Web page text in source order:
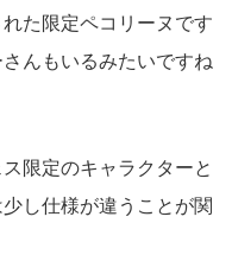
た限定ペコリーヌです
んもいるみたいですね
限定のキャラクターと
し仕様が違うことが関